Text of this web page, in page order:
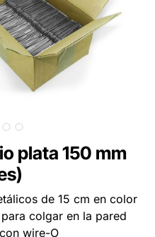
plata 150 mm
de 15 cm en color
colgar en la pared
wire-O